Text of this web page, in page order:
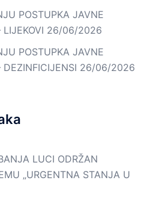
POSTUPKA JAVNE
26/06/2026
POSTUPKA JAVNE
26/06/2026
LUCI ODRŽAN
„URGENTNA STANJA U